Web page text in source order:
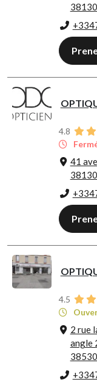
4.8
41
4.5
2 rue
angle